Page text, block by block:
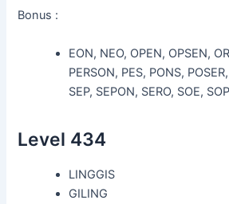
Bonus :
EON, NEO, OPEN, OPSEN,
PERSON, PES, PONS,
SEP, SEPON, SERO, SOE,
Level 434
LINGGIS
GILING